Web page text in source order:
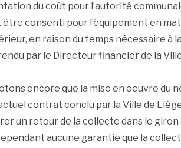
du coût pour l’autorité
consenti pour l’équipement en
en raison du temps nécessaire à
par le Directeur financier de la
encore que la mise en oeuvre du
contrat conclu par la Ville de
un retour de la collecte dans le
aucune garantie que la